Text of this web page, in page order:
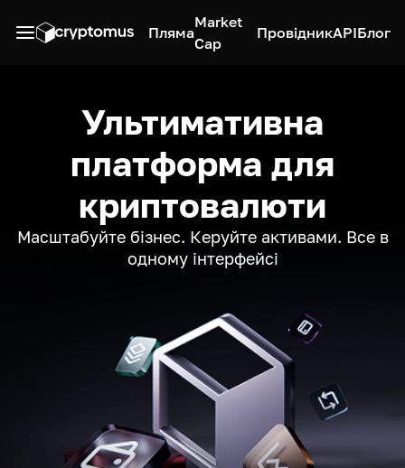
Пляма
Market
Cap
ПровідникAPIБлог
Ультимативна
платформа для
криптовалюти
Масштабуйте бізнес. Керуйте активами. Все в
одному інтерфейсі